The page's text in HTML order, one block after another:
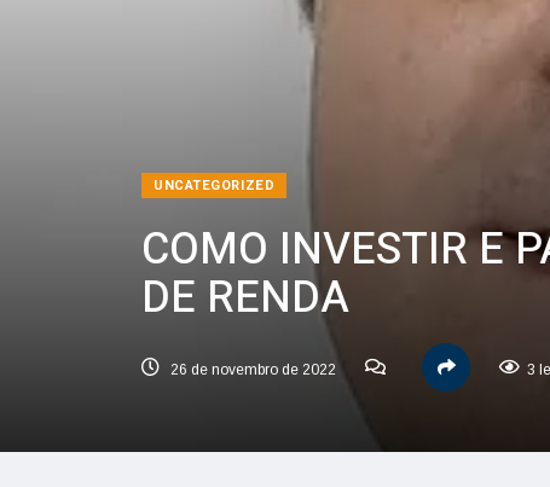
UNCATEGORIZED
COMO INVESTIR E
DE RENDA
26 de novembro de 2022 3